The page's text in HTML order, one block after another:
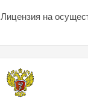
Лицензия на